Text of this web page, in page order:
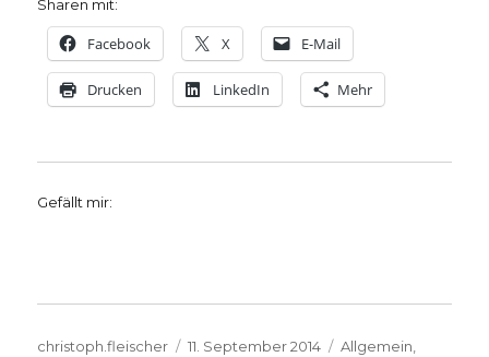
Sharen mit:
Facebook X E-Mail
Drucken LinkedIn Mehr
Gefällt mir:
Autor
christoph.fleischer
Veröffentlicht
11. September 2014 Kategorien
Allgemein